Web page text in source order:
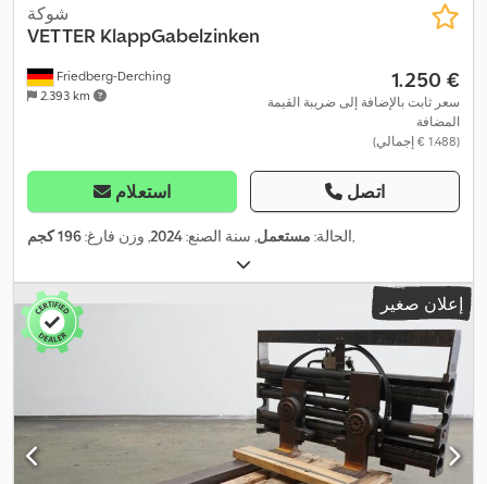
Friedberg-Derching
2.393 km
شوكة
VETTER KlappGabelzinken
‏1.250 €
سعر ثابت بالإضافة إلى ضريبة القيمة
المضافة
(‏1.488 € إجمالي)
استعلام اتصل
الحالة: مستعمل, سنة الصنع:2024, وزن فارغ:196 كجم ,
إعلان صغير